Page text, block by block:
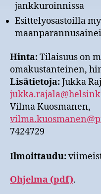
jankkuroinnissa
Esittelyosastoilla
Hinta:Tilaisuus on
omakustanteinen,
Lisätietoja:Jukka
Vilma Kuosmanen,
7424729
Ilmoittaudu:
Ohjelma (pdf).